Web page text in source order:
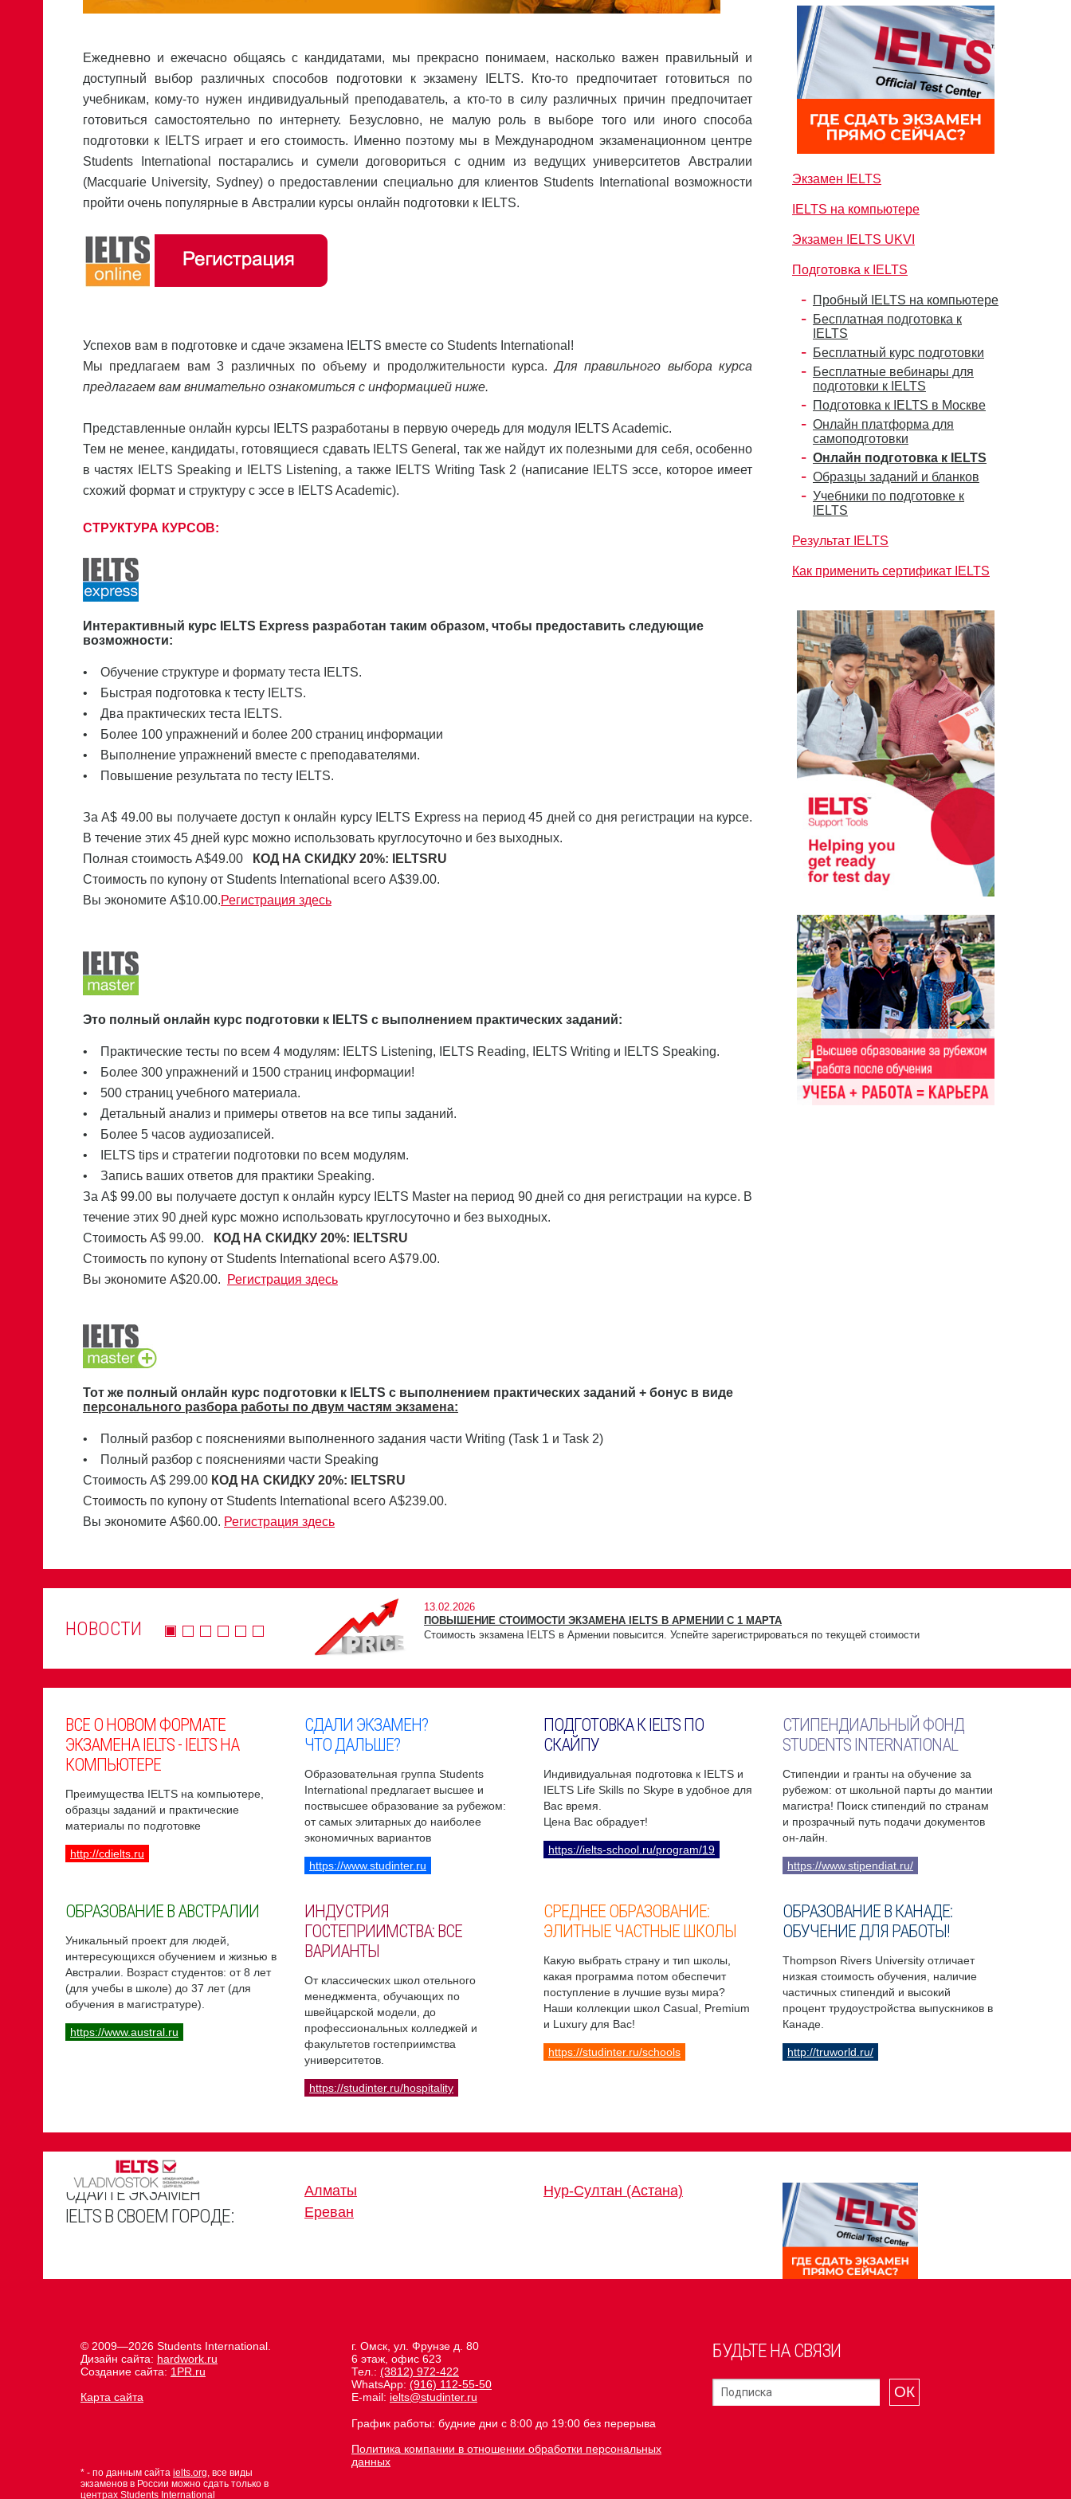
Ежедневно и ежечасно общаясь с кандидатами, мы прекрасно понимаем, насколько важен правильный и
доступный выбор различных способов подготовки к экзамену IELTS. Кто-то предпочитает готовиться по
учебникам, кому-то нужен индивидуальный преподаватель, а кто-то в силу различных причин предпочитает
готовиться самостоятельно по интернету. Безусловно, не малую роль в выборе того или иного способа
подготовки к IELTS играет и его стоимость. Именно поэтому мы в Международном экзаменационном центре
Students International постарались и сумели договориться с одним из ведущих университетов Австралии
(Macquarie University, Sydney) о предоставлении специально для клиентов Students International возможности
пройти очень популярные в Австралии курсы онлайн подготовки к IELTS.
Успехов вам в подготовке и сдаче экзамена IELTS вместе со Students International!
Мы предлагаем вам 3 различных по объему и продолжительности курса.Для правильного выбора курса
предлагаем вам внимательно ознакомиться с информацией ниже.
Представленные онлайн курсы IELTS разработаны в первую очередь для модуля IELTS Academic.
Тем не менее, кандидаты, готовящиеся сдавать IELTS General, так же найдут их полезными для себя, особенно
в частях IELTS Speaking и IELTS Listening, а также IELTS Writing Task 2 (написание IELTS эссе, которое имеет
схожий формат и структуру с эссе в IELTS Academic).
СТРУКТУРА КУРСОВ:
Интерактивный курс IELTS Express разработан таким образом, чтобы предоставить следующие
возможности:
• Обучение структуре и формату теста IELTS.
• Быстрая подготовка к тесту IELTS.
• Два практических теста IELTS.
• Более 100 упражнений и более 200 страниц информации
• Выполнение упражнений вместе с преподавателями.
• Повышение результата по тесту IELTS.
За A$ 49.00 вы получаете доступ к онлайн курсу IELTS Express на период 45 дней со дня регистрации на курсе.
В течение этих 45 дней курс можно использовать круглосуточно и без выходных.
Полная стоимость А$49.00
КОД НА СКИДКУ 20%: IELTSRU
Стоимость по купону от Students International всего A$39.00.
Вы экономите A$10.00.Регистрация здесь
Это полный онлайн курс подготовки к IELTS с выполнением практических заданий:
• Практические тесты по всем 4 модулям: IELTS Listening, IELTS Reading, IELTS Writing и IELTS Speaking.
• Более 300 упражнений и 1500 страниц информации!
• 500 страниц учебного материала.
• Детальный анализ и примеры ответов на все типы заданий.
• Более 5 часов аудиозаписей.
• IELTS tips и стратегии подготовки по всем модулям.
• Запись ваших ответов для практики Speaking.
За A$ 99.00 вы получаете доступ к онлайн курсу IELTS Master на период 90 дней со дня регистрации на курсе. В
течение этих 90 дней курс можно использовать круглосуточно и без выходных.
Стоимость А$ 99.00.
КОД НА СКИДКУ 20%: IELTSRU
Стоимость по купону от Students International всего A$79.00.
Вы экономите A$20.00.
Регистрация здесь
Тот же полный онлайн курс подготовки к IELTS с выполнением практических заданий + бонус в виде
персонального разбора работы по двум частям экзамена:
• Полный разбор с пояснениями выполненного задания части Writing (Task 1 и Task 2)
• Полный разбор с пояснениями части Speaking
Стоимость А$ 299.00 КОД НА СКИДКУ 20%:
IELTSRU
Стоимость по купону от Students International всего A$239.00.
Вы экономите A$60.00. Регистрация здесь
Экзамен IELTS
IELTS на компьютере
Экзамен IELTS UKVI
Подготовка к IELTS
Пробный IELTS на компьютере
Бесплатная подготовка к
IELTS
Бесплатный курс подготовки
Бесплатные вебинары для
подготовки к IELTS
Подготовка к IELTS в Москве
Онлайн платформа для
самоподготовки
Онлайн подготовка к IELTS
Образцы заданий и бланков
Учебники по подготовке к
IELTS
Результат IELTS
Как применить сертификат IELTS
НОВОСТИ
13.02.2026
ПОВЫШЕНИЕ СТОИМОСТИ ЭКЗАМЕНА IELTS В АРМЕНИИ С 1 МАРТА
Стоимость экзамена IELTS в Армении повысится. Успейте зарегистрироваться по текущей стоимости
ВСЕ О НОВОМ ФОРМАТЕ
ЭКЗАМЕНА IELTS - IELTS НА
КОМПЬЮТЕРЕ
Преимущества IELTS на компьютере,
образцы заданий и практические
материалы по подготовке
http://cdielts.ru
СДАЛИ ЭКЗАМЕН?
ЧТО ДАЛЬШЕ?
Образовательная группа Students
International предлагает высшее и
поствысшее образование за рубежом:
от самых элитарных до наиболее
экономичных вариантов
https://www.studinter.ru
ПОДГОТОВКА К IELTS ПО
СКАЙПУ
Индивидуальная подготовка к IELTS и
IELTS Life Skills по Skype в удобное для
Вас время.
Цена Вас обрадует!
https://ielts-school.ru/program/19
СТИПЕНДИАЛЬНЫЙ ФОНД
STUDENTS INTERNATIONAL
Стипендии и гранты на обучение за
рубежом: от школьной парты до мантии
магистра! Поиск стипендий по странам
и прозрачный путь подачи документов
он-лайн.
https://www.stipendiat.ru/
ОБРАЗОВАНИЕ В АВСТРАЛИИ
Уникальный проект для людей,
интересующихся обучением и жизнью в
Австралии. Возраст студентов: от 8 лет
(для учебы в школе) до 37 лет (для
обучения в магистратуре).
https://www.austral.ru
ИНДУСТРИЯ
ГОСТЕПРИИМСТВА: ВСЕ
ВАРИАНТЫ
От классических школ отельного
менеджмента, обучающих по
швейцарской модели, до
профессиональных колледжей и
факультетов гостеприимства
университетов.
https://studinter.ru/hospitality
СРЕДНЕЕ ОБРАЗОВАНИЕ:
ЭЛИТНЫЕ ЧАСТНЫЕ ШКОЛЫ
Какую выбрать страну и тип школы,
какая программа потом обеспечит
поступление в лучшие вузы мира?
Наши коллекции школ Casual, Premium
и Luxury для Вас!
https://studinter.ru/schools
ОБРАЗОВАНИЕ В КАНАДЕ:
ОБУЧЕНИЕ ДЛЯ РАБОТЫ!
Thompson Rivers University отличает
низкая стоимость обучения, наличие
частичных стипендий и высокий
процент трудоустройства выпускников в
Канаде.
http://truworld.ru/
СДАЙТЕ ЭКЗАМЕН
IELTS В СВОЕМ ГОРОДЕ:
Алматы
Ереван
Нур-Султан (Астана)
БУДЬТЕ НА СВЯЗИ
ОК
г. Омск, ул. Фрунзе д. 80
6 этаж, офис 623
Тел.: (3812) 972-422
WhatsApp: (916) 112-55-50
E-mail: ielts@studinter.ru
График работы: будние дни с 8:00 до 19:00 без перерыва
Политика компании в отношении обработки персональных
данных
© 2009—2026 Students International.
Дизайн сайта: hardwork.ru
Создание сайта: 1PR.ru
Карта сайта
* - по данным сайта ielts.org, все виды
экзаменов в России можно сдать только в
центрах Students International